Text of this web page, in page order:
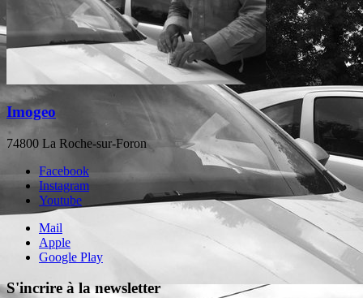
Imogeo
74800 La Roche-sur-Foron
Facebook
Instagram
Youtube
Mail
Apple
Google Play
S'incrire à la newsletter